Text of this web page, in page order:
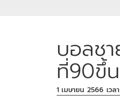
บอลช
ที่90ขึ้น
1 เมษายน 2566 เวล